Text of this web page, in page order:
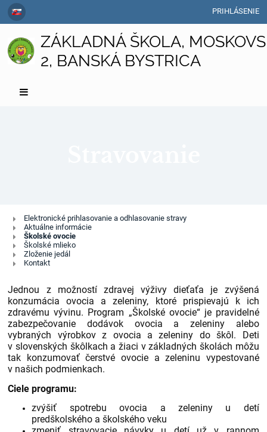
PRIHLÁSENIE
ZÁKLADNÁ ŠKOLA,
2, BANSKÁ BYSTRICA
Stravovanie
Elektronické prihlasovanie a odhlasovanie stravy
Aktuálne informácie
Školské ovocie
Školské mlieko
Zloženie jedál
Kontakt
Jednou z možností zdravej výživy dieťaťa je zvýšená
konzumácia ovocia a zeleniny, ktoré prispievajú k ich
zdravému vývinu. Program „Školské ovocie“ je pravidelné
zabezpečovanie dodávok ovocia a zeleniny alebo
vybraných výrobkov z ovocia a zeleniny do škôl. Deti
v slovenských škôlkach a žiaci v základných školách môžu
tak konzumovať čerstvé ovocie a zeleninu vypestované
v našich podmienkach.
Ciele programu:
zvýšiť spotrebu ovocia a zeleniny u detí
predškolského a školského veku